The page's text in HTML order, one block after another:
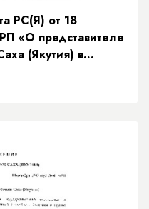
РС(Я) от 18
«О представителе
(Якутия) в